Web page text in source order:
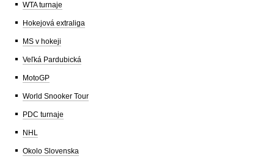
WTA turnaje
Hokejová extraliga
MS v hokeji
Veľká Pardubická
MotoGP
World Snooker Tour
PDC turnaje
NHL
Okolo Slovenska